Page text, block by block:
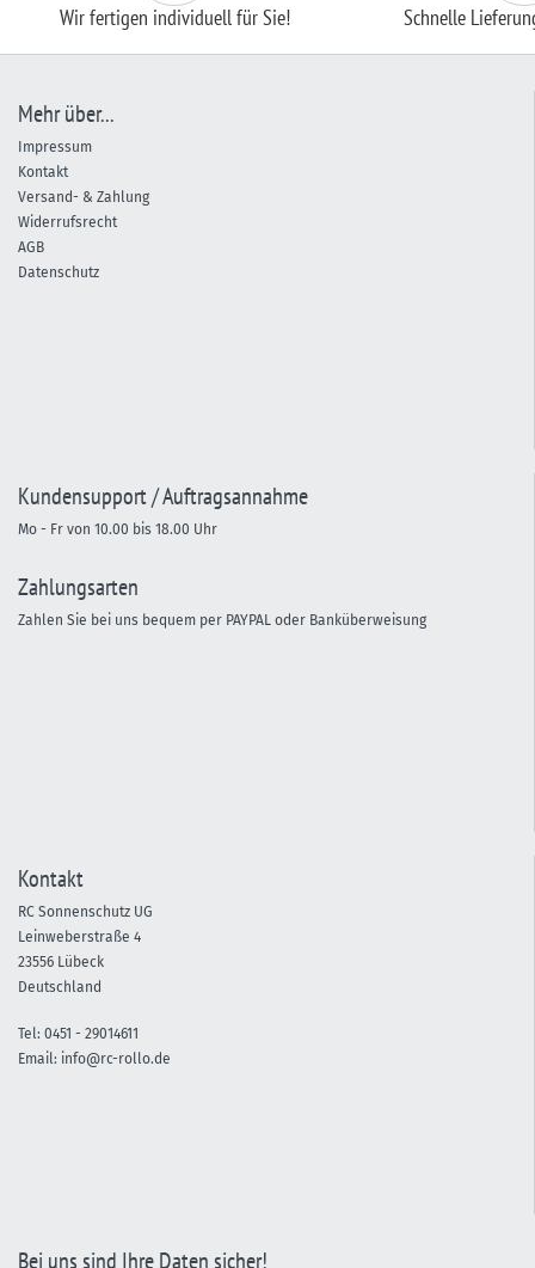
Wir fertigen individuell für Sie! Schnelle
Mehr über...
Impressum
Kontakt
Versand- & Zahlung
Widerrufsrecht
AGB
Datenschutz
Kundensupport / Auftragsannahme
Mo - Fr von 10.00 bis 18.00 Uhr
Zahlungsarten
Zahlen Sie bei uns bequem per PAYPAL oder Banküberweisung
Kontakt
RC Sonnenschutz UG
Leinweberstraße 4
23556 Lübeck
Deutschland
Tel: 0451 - 29014611
Email: info@rc-rollo.de
Bei uns sind Ihre Daten sicher!